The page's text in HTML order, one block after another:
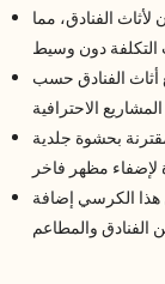
الفنادق، مما
الفنادق حسب
بحشوة جلدية
هذا الكرسي إضافة